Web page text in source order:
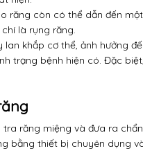
răng còn có thể dẫn đến
là rụng răng.
khắp cơ thể, ảnh hưởng
trạng bệnh hiện có. Đặc
tra răng miệng và đưa ra
bằng thiết bị chuyên dụng